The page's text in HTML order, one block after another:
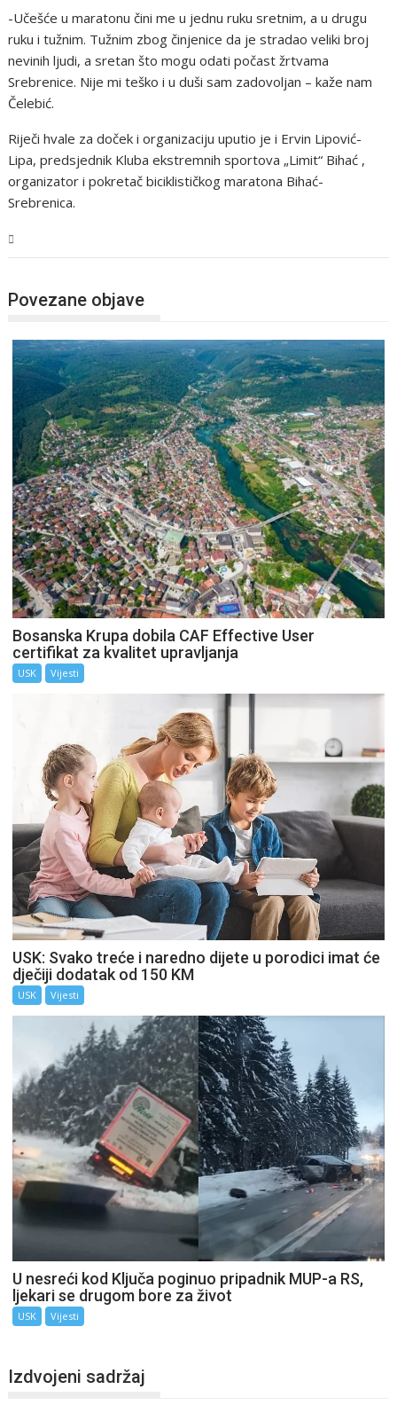
-Učešće u maratonu čini me u jednu ruku sretnim, a u drugu
ruku i tužnim. Tužnim zbog činjenice da je stradao veliki broj
nevinih ljudi, a sretan što mogu odati počast žrtvama
Srebrenice. Nije mi teško i u duši sam zadovoljan – kaže nam
Čelebić.
Riječi hvale za doček i organizaciju uputio je i Ervin Lipović-
Lipa, predsjednik Kluba ekstremnih sportova „Limit“ Bihać ,
organizator i pokretač biciklističkog maratona Bihać-
Srebrenica.
Povezane objave
Bosanska Krupa dobila CAF Effective User
certifikat za kvalitet upravljanja
USK Vijesti
USK: Svako treće i naredno dijete u porodici imat će
dječiji dodatak od 150 KM
USK Vijesti
U nesreći kod Ključa poginuo pripadnik MUP-a RS,
ljekari se drugom bore za život
USK Vijesti
Izdvojeni sadržaj